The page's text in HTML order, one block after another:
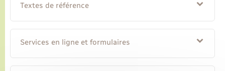
Textes de référence
Services en ligne et formulaires